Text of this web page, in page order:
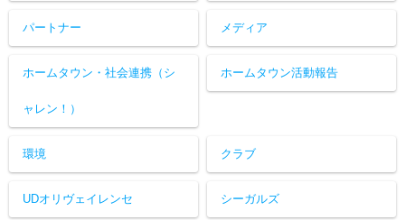
パートナー メディア
ホームタウン・社会連携（シ
ャレン！）
ホームタウン活動報告
環境 クラブ
UDオリヴェイレンセ シーガルズ